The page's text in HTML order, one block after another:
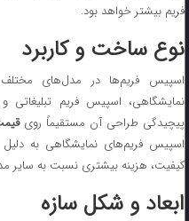
فریم بیشتر خواهد بود.
نوع ساخت و کاربرد
اسپیس فریم‌ها در مدل‌های
نمایشگاهی، اسپیس فریم تبلیغاتی
پیچیدگی طراحی آن مستقیماً روی
اسپیس فریم‌های نمایشگاهی به دلیل
کیفیت، هزینه بیشتری نسبت به سایر
ابعاد و شکل سازه